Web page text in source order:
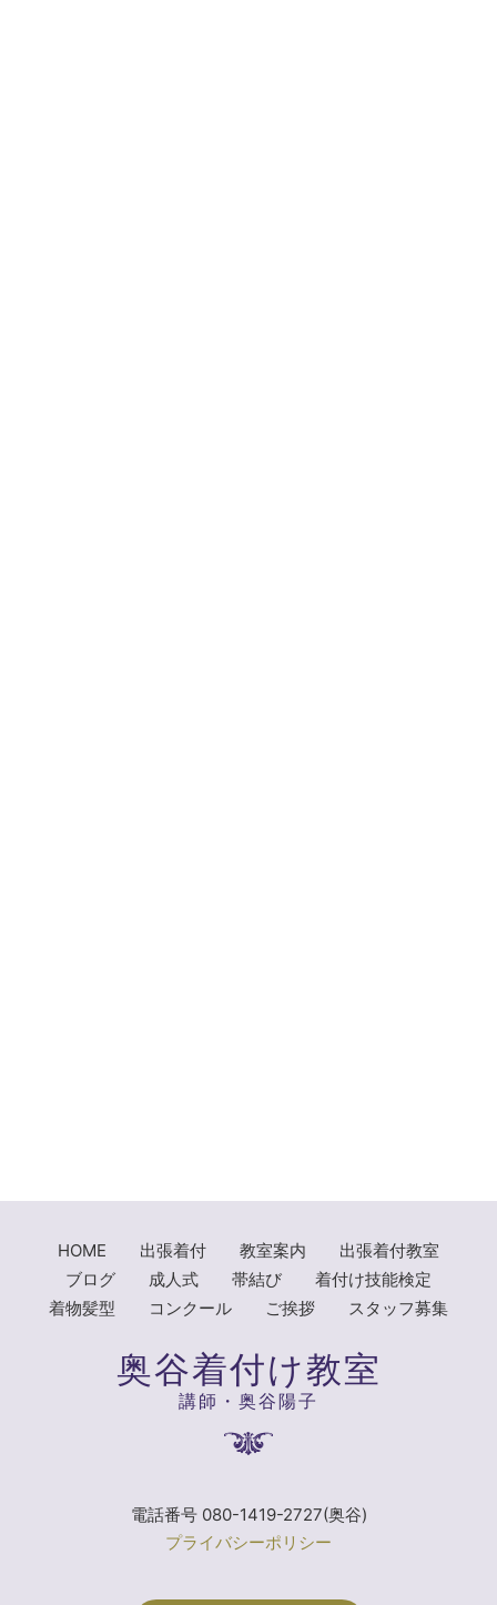
HOME 出張着付 教室案内
出張着付教室
ブログ
成人式 帯結び
着付け技能検定
着物髪型
コンクール ご挨拶 スタッフ募集
奥谷着付け教室
講師・奥谷陽子
電話番号 080-1419-2727(奥谷)
プライバシーポリシー